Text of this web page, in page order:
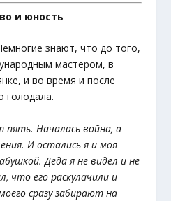
и юность
знают, что до того,
мастером, в
и во время и после
голодала.
Началась война, а
И остались я и моя
Деда я не видел и не
что его раскулачили и
сразу забирают на